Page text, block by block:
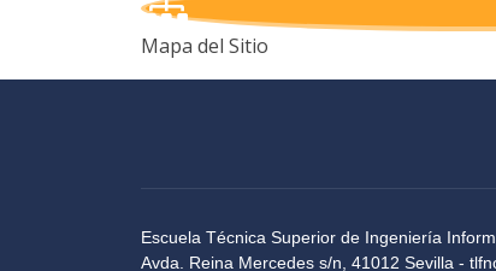
Mapa del Sitio
Escuela Técnica Superior de Ingeniería
Avda. Reina Mercedes s/n, 41012 Sevilla -